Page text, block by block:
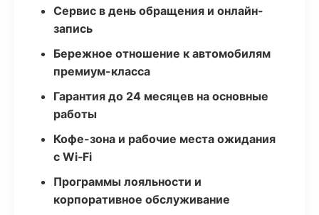
Сервис в день обращения и онлайн-
запись
Бережное отношение к автомобилям
премиум-класса
Гарантия до 24 месяцев на основные
работы
Кофе-зона и рабочие места ожидания
с Wi‑Fi
Программы лояльности и
корпоративное обслуживание